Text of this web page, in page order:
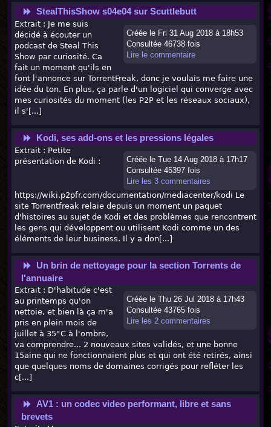
StealThisShow s04e04 sur Scuttlebutt
Créée le Fri 31 Aug 2018 à 18h53
Consultée 46738 fois
Lire le commentaire
Extrait : Je me suis
décidé à écouter un
podcast de Steal This
Show par curiosité. Ca
fait un moment qu'ils en
font l'annonce sur TorrentFreak, donc je voulais me faire une
idée du ton. En plus, ça parle d'un logiciel qui converge avec
mes curiosités du moment (les P2P et les réseaux sociaux),
il s'[...]
Kodi, ses add-ons et les pressions légales
Créée le Tue 14 Aug 2018 à 17h17
Consultée 45397 fois
Lire les 3 commentaires
Extrait : Petite
présentation de Kodi :
https://wiki.p2pfr.com/documentation/mediacenter/kodi Le
site Torrentfreak relaie depuis un moment un paquet
d'histoires au sujet de Kodi et des problèmes que rencontrent
les gens qui développent ou utilisent Kodi comme un des
éléments de leur business. Il y a don[...]
Un brin de nettoyage pour la section Torrents de
l'annuaire
Créée le Thu 26 Jul 2018 à 17h43
Consultée 43765 fois
Lire les 2 commentaires
Extrait : D'habitude c'est
au printemps qu'on
nettoie, et bien là ça m'a
pris en plein mois de
juillet à 35°C à l'ombre,
va comprendre... 2 nouveaux sites validés, et une bonne
15aine qui ne fonctionnaient plus et qui ont été retirés, ainsi
que quelques noms de domaines corrigés pour refléter les
c[...]
AV1 : un codec video performant, libre et sans
brevets